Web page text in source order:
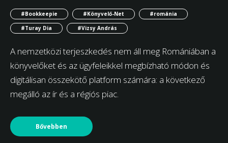
#Bookkeepie #Könyvelő-Net
#románia
#Turay Dia
#Vizsy András
A nemzetközi terjeszkedés nem áll meg Romániában a
könyvelőket és az ügyfeleikkel megbízható módon és
digitálisan összekötő platform számára: a következő
megálló az ír és a régiós piac.
Bővebben